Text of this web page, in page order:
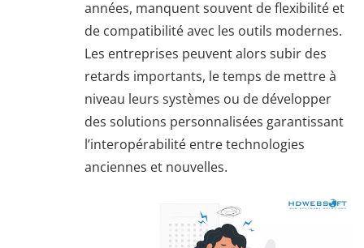
années, manquent souvent de flexibilité et
de compatibilité avec les outils modernes.
Les entreprises peuvent alors subir des
retards importants, le temps de mettre à
niveau leurs systèmes ou de développer
des solutions personnalisées garantissant
l’interopérabilité entre technologies
anciennes et nouvelles.